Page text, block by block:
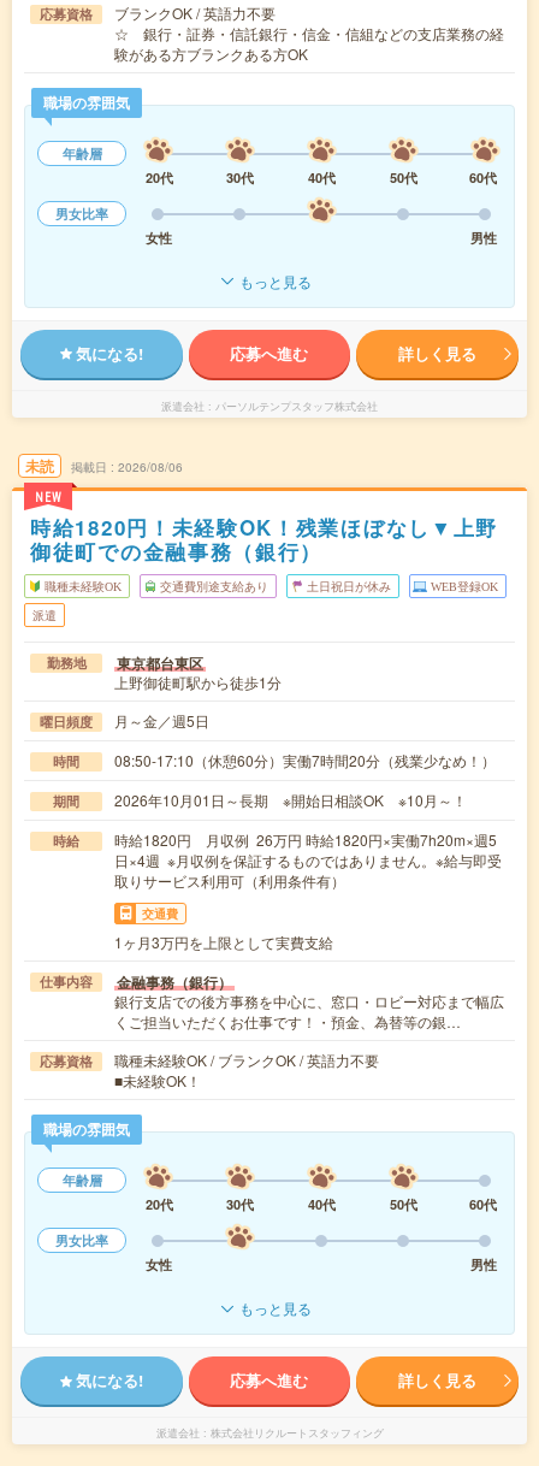
応募資格
ブランクOK / 英語力不要
☆ 銀行・証券・信託銀行・信金・信組などの支店業務の経
験がある方ブランクある方OK
職場の雰囲気
年齢層
20代
30代 40代 50代
60代
男女比率
女性
男性
もっと見る
気になる! 応募へ進む 詳しく見る
派遣会社 パーソルテンプスタッフ株式会社
未読
NEW
掲載日 2026/08/06
時給1820円！未経験OK！残業ほぼなし▼上野
御徒町での金融事務（銀行）
職種未経験OK 交通費別途支給あり 土日祝日が休み WEB登録OK
派遣
勤務地 東京都台東区
上野御徒町駅から徒歩1分
曜日頻度 月～金／週5日
時間 08:50-17:10（休憩60分）実働7時間20分（残業少なめ！）
期間 2026年10月01日～長期 ※開始日相談OK ※10月～！
時給
時給1820円 月収例 26万円 時給1820円×実働7h20m×週5
日×4週 ※月収例を保証するものではありません。※給与即受
取りサービス利用可（利用条件有）
交通費
1ヶ月3万円を上限として実費支給
仕事内容 金融事務（銀行）
銀行支店での後方事務を中心に、窓口・ロビー対応まで幅広
くご担当いただくお仕事です！・預金、為替等の銀…
応募資格
職種未経験OK / ブランクOK / 英語力不要
■未経験OK！
職場の雰囲気
年齢層
20代
30代 40代 50代
60代
男女比率
女性
男性
もっと見る
気になる! 応募へ進む 詳しく見る
派遣会社 株式会社リクルートスタッフィング